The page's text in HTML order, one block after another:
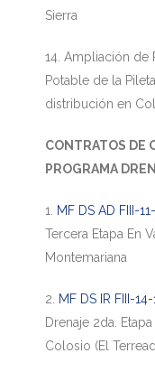
Sierra
14. Ampliación de
Potable de la
distribución en
CONTRATOS DE
PROGRAMA
1. MF DS AD FIII-
Tercera Etapa En
Montemariana
2. MF DS IR FIII-
Drenaje 2da.
Colosio (El